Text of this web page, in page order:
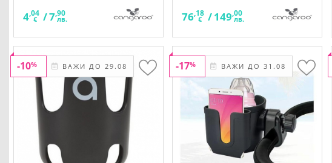
4,04
€ /7,90
лв. 76,18
€ /149,00
лв.
ВАЖИ ДО 29.08
-10% ВАЖИ ДО 31.08
-17%